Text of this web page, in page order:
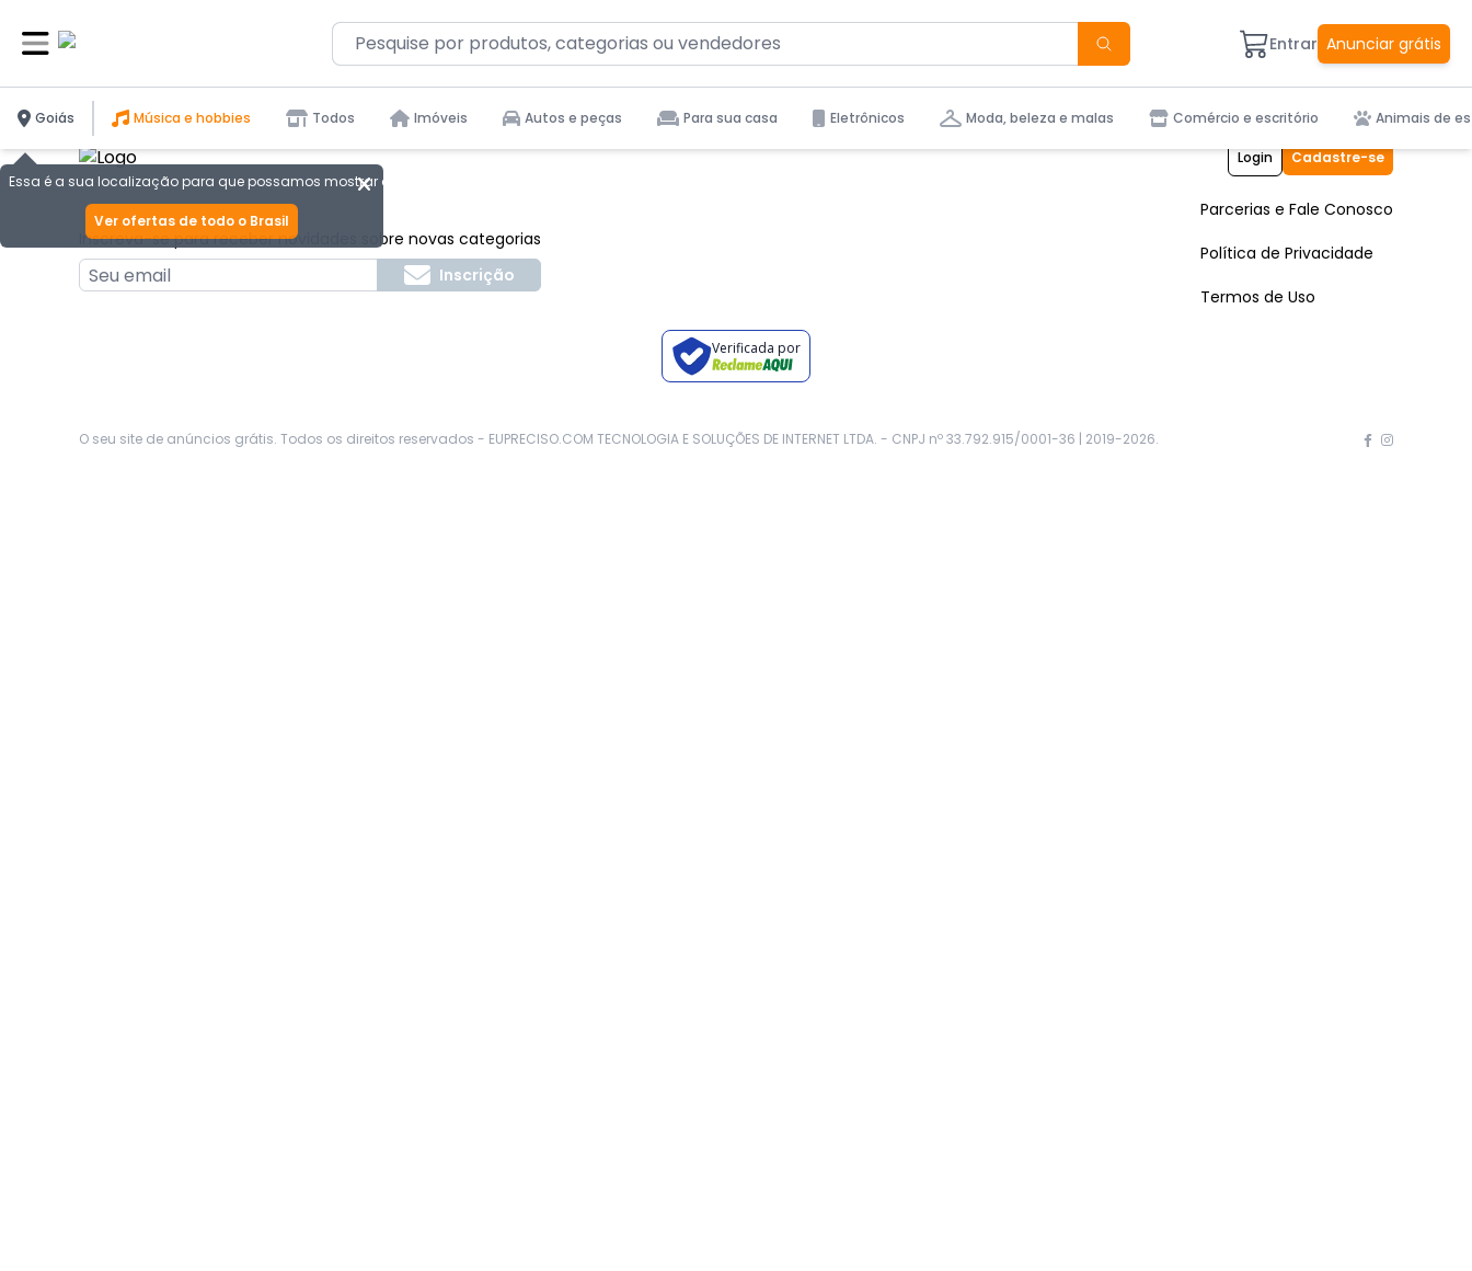
Entrar Anunciar grátis
Goiás
Essa é a sua localização para que possamos mostrar as melhores ofertas para você.
Ver ofertas de todo o Brasil
Música e hobbies Todos Imóveis Autos e peças Para sua casa Eletrônicos Moda, beleza e malas Comércio e escritório Animais de
Login Cadastre-se
Inscreva-se para receber novidades sobre novas categorias
Inscrição
Parcerias e Fale Conosco
Política de Privacidade
Termos de Uso
Verificada por
O seu site de anúncios grátis. Todos os direitos reservados - EUPRECISO.COM TECNOLOGIA E SOLUÇÕES DE INTERNET LTDA. - CNPJ nº 33.792.915/0001-36 | 2019-2026.